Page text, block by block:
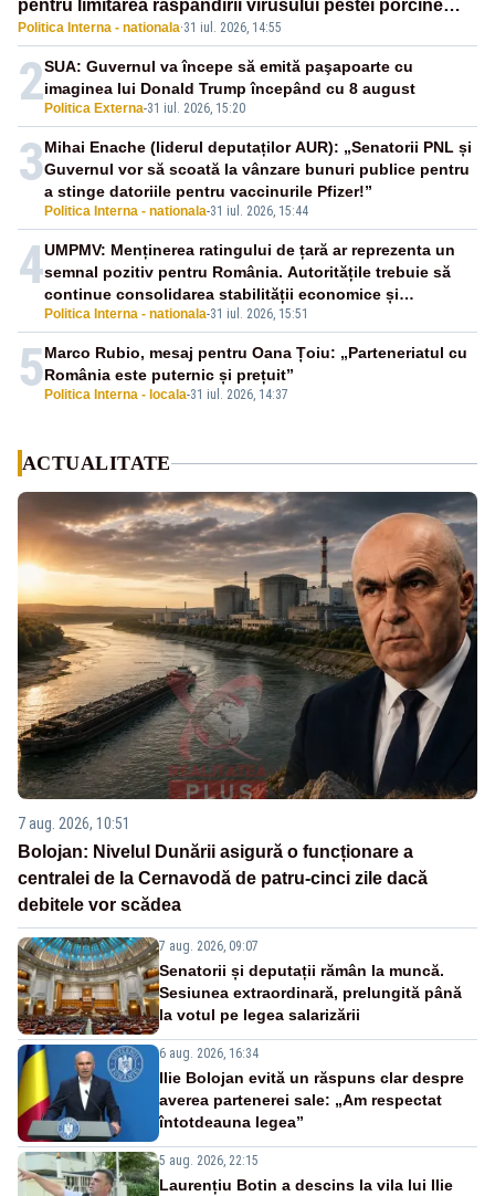
pentru limitarea răspândirii virusului pestei porcine
africane
Politica Interna - nationala·31 iul. 2026, 14:55
2 Politica Externa-31 iul. 2026, 15:20
SUA: Guvernul va începe să emită paşapoarte cu
imaginea lui Donald Trump începând cu 8 august
3
Politica Interna - nationala-31 iul. 2026, 15:44
Mihai Enache (liderul deputaților AUR): „Senatorii PNL și
Guvernul vor să scoată la vânzare bunuri publice pentru
a stinge datoriile pentru vaccinurile Pfizer!”
4
Politica Interna - nationala-31 iul. 2026, 15:51
UMPMV: Menținerea ratingului de țară ar reprezenta un
semnal pozitiv pentru România. Autoritățile trebuie să
continue consolidarea stabilității economice și
financiare
5 Politica Interna - locala-31 iul. 2026, 14:37
Marco Rubio, mesaj pentru Oana Țoiu: „Parteneriatul cu
România este puternic și prețuit”
ACTUALITATE
7 aug. 2026, 10:51
Bolojan: Nivelul Dunării asigură o funcționare a
centralei de la Cernavodă de patru-cinci zile dacă
debitele vor scădea
7 aug. 2026, 09:07
Senatorii și deputații rămân la muncă.
Sesiunea extraordinară, prelungită până
la votul pe legea salarizării
6 aug. 2026, 16:34
Ilie Bolojan evită un răspuns clar despre
averea partenerei sale: „Am respectat
întotdeauna legea”
5 aug. 2026, 22:15
Laurențiu Botin a descins la vila lui Ilie